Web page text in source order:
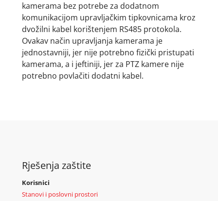
kamerama bez potrebe za dodatnom
komunikacijom upravljačkim tipkovnicama kroz
dvožilni kabel korištenjem RS485 protokola.
Ovakav način upravljanja kamerama je
jednostavniji, jer nije potrebno fizički pristupati
kamerama, a i jeftiniji, jer za PTZ kamere nije
potrebno povlačiti dodatni kabel.
Rješenja zaštite
Korisnici
Stanovi i poslovni prostori